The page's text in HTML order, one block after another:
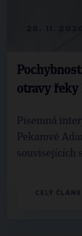
otravy řeky
Písemná
Pekarové
souvisejících
CELÝ